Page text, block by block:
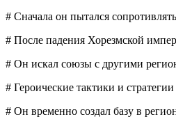
# Сначала он пытался
# После падения Хорезмской
# Он искал союзы с другими
# Героические тактики и
# Он временно создал базу в